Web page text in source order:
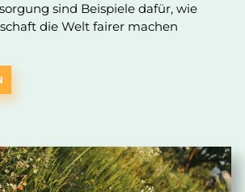
sind Beispiele dafür, wie
die Welt fairer machen